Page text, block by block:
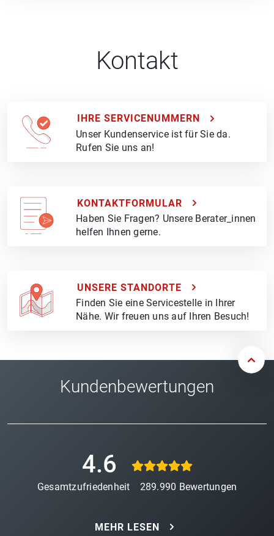
Kontakt
IHRE SERVICENUMMERN
Unser Kundenservice ist für Sie da.
Rufen Sie uns an!
KONTAKTFORMULAR
Haben Sie Fragen? Unsere Berater_innen
helfen Ihnen gerne.
UNSERE STANDORTE
Finden Sie eine Servicestelle in Ihrer
Nähe. Wir freuen uns auf Ihren Besuch!
Kundenbewertungen
4.6
Gesamtzufriedenheit 289.990 Bewertungen
MEHR LESEN